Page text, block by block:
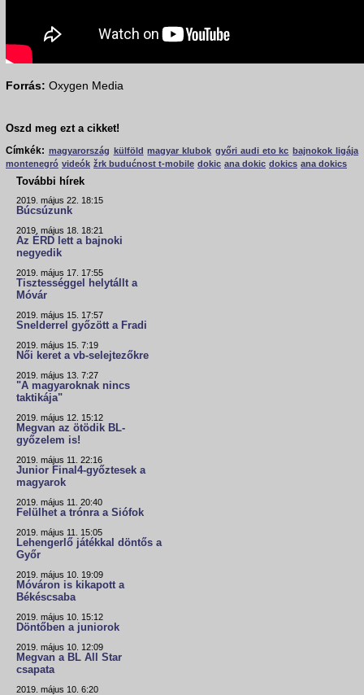
Forrás: Oxygen Media
Oszd meg ezt a cikket!
Címkék: magyarország külföld magyar klubok győri audi eto kc bajnokok ligája
montenegró videók žrk budućnost t-mobile dokic ana dokic dokics ana dokics
További hírek
2019. május 22. 18:15
Búcsúzunk
2019. május 18. 18:21
Az ÉRD lett a bajnoki
negyedik
2019. május 17. 17:55
Tisztességgel helytállt a
Móvár
2019. május 15. 17:57
Snelderrel győzött a Fradi
2019. május 15. 7:19
Női keret a vb-selejtezőkre
2019. május 13. 7:27
"A magyaroknak nincs
taktikája"
2019. május 12. 15:12
Megvan az ötödik BL-
győzelem is!
2019. május 11. 22:16
Junior Final4-győztesek a
magyarok
2019. május 11. 20:40
Felülhet a trónra a Siófok
2019. május 11. 15:05
Lehengerlő játékkal döntős a
Győr
2019. május 10. 19:09
Móváron is kikapott a
Békéscsaba
2019. május 10. 15:12
Döntőben a juniorok
2019. május 10. 12:09
Megvan a BL All Star
csapata
2019. május 10. 6:20